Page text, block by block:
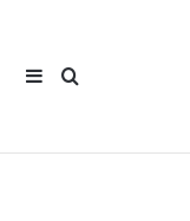
Sidebar
Traži